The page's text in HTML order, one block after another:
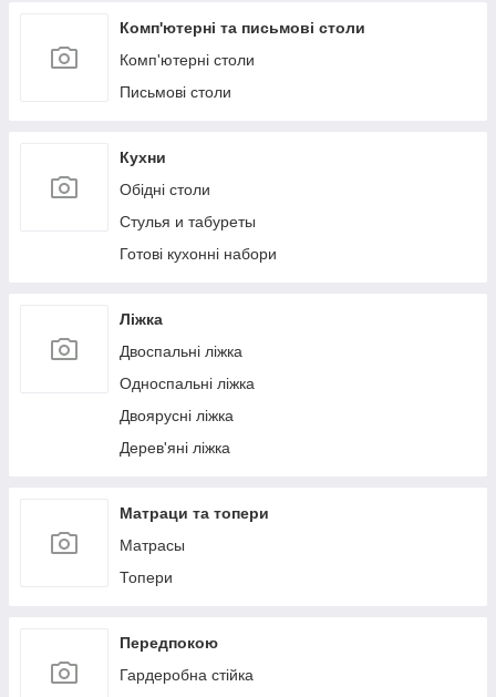
Комп'ютерні та письмові столи
Комп'ютерні столи
Письмові столи
Кухни
Обідні столи
Стулья и табуреты
Готові кухонні набори
Ліжка
Двоспальні ліжка
Односпальні ліжка
Двоярусні ліжка
Дерев'яні ліжка
Матраци та топери
Матрасы
Топери
Передпокою
Гардеробна стійка